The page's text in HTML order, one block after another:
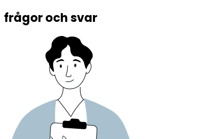
frågor och svar